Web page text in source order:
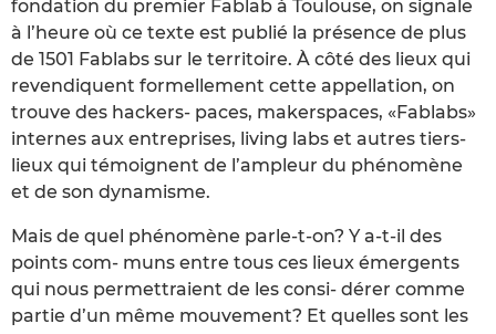
fondation du premier Fablab à Toulouse, on signale
à l’heure où ce texte est publié la présence de plus
de 1501 Fablabs sur le territoire. À côté des lieux qui
revendiquent formellement cette appellation, on
trouve des hackers- paces, makerspaces, «Fablabs»
internes aux entreprises, living labs et autres tiers-
lieux qui témoignent de l’ampleur du phénomène
et de son dynamisme.
Mais de quel phénomène parle-t-on? Y a-t-il des
points com- muns entre tous ces lieux émergents
qui nous permettraient de les consi- dérer comme
partie d’un même mouvement? Et quelles sont les